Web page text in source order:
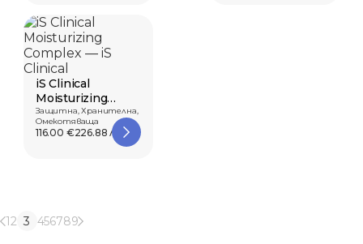
iS Clinical
Moisturizing
Complex
Защитна, Хранителна,
Омекотяваща
116.00 €226.88 лв.
12 3 456789